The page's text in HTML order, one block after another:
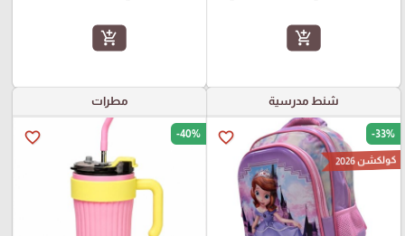
add_shopping_cart
add_shopping_cart
شنط مدرسية
favorite_border -33%
كولكشن 2026
مطرات
favorite_border -40%